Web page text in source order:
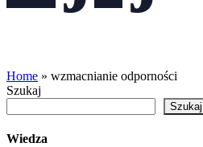
Home » wzmacnianie odporności
Szukaj
Szukaj
Wiedza